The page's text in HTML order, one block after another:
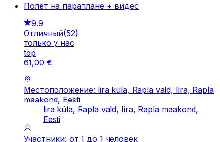
Полёт на параплане + видео
9.9
Отличный(52)
только у нас
top
61,00 €
Местоположение: lira küla, Rapla vald, Iira, Rapla
maakond, Eesti
lira küla, Rapla vald, Iira, Rapla maakond,
Eesti
Участники: от 1 до 1 человек